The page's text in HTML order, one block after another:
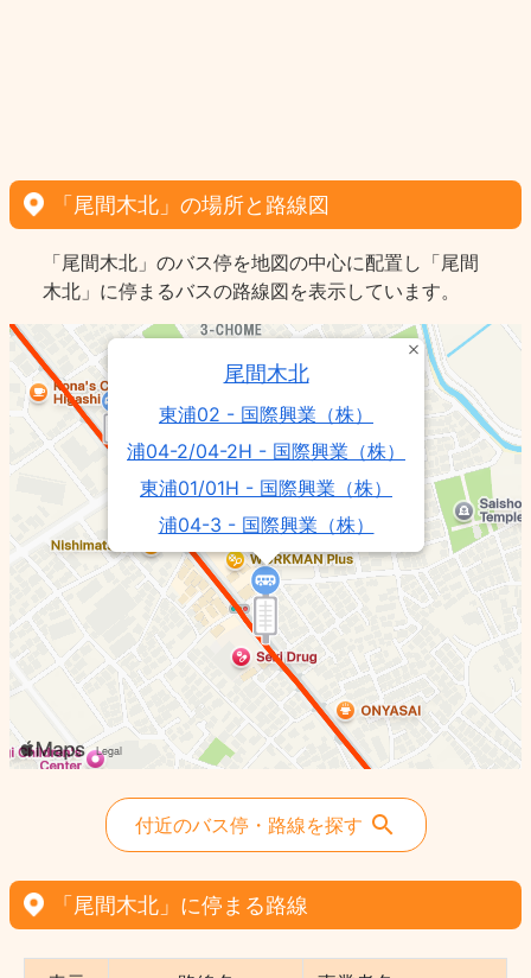
「尾間木北」の場所と路線図
「尾間木北」のバス停を地図の中心に配置し「尾間
木北」に停まるバスの路線図を表示しています。
尾間木北
東浦02 - 国際興業（株）
浦04-2/04-2H - 国際興業（株）
東浦01/01H - 国際興業（株）
浦04-3 - 国際興業（株）
東浦81 - 国際興業（株）
浦90 - 国際興業（株）
付近のバス停・路線を探す
「尾間木北」に停まる路線